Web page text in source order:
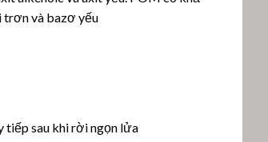
trơn và bazơ yếu
tiếp sau khi rời ngọn lửa